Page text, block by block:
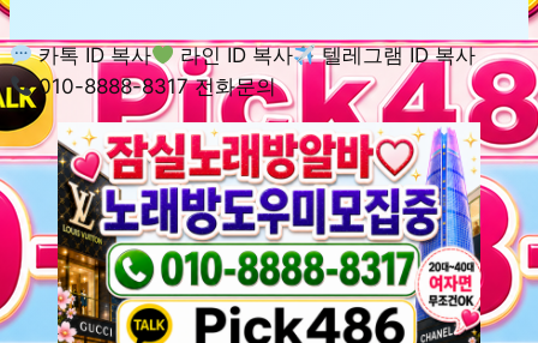
카톡 ID 복사 라인 ID 복사
텔레그램 ID 복사
010-8888-8317 전화문의